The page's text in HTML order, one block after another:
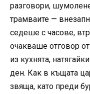
разговори,
трамваите —
седеше с часове,
очакваше отговор
из кухнята,
ден. Как в къщата
звяща, като преди